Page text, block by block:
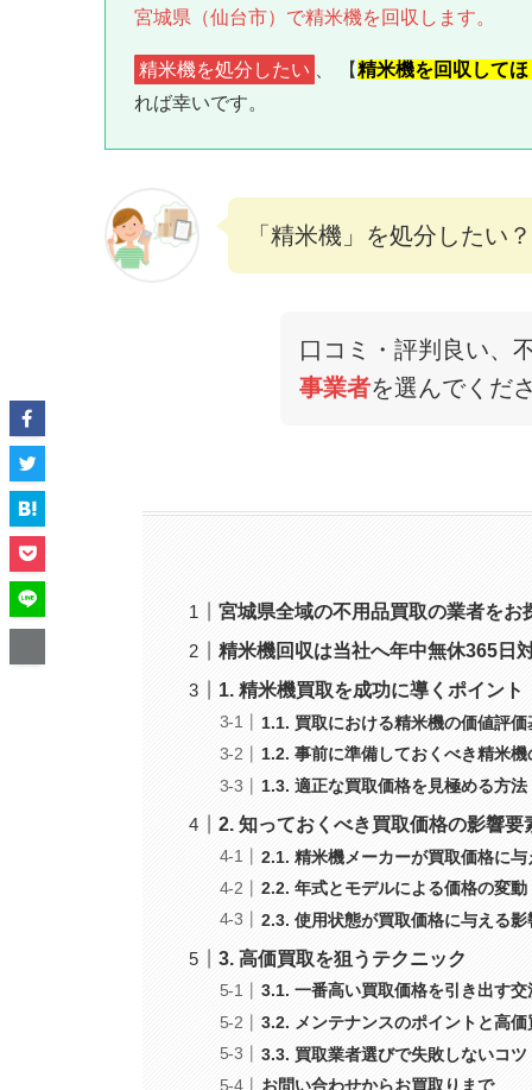
宮城県（仙台市）で精米機を回収します。
精米機を処分したい 、 【精米機を回収して
れば幸いです。
「精米機」を処分したい？
口コミ・評判良い、
事業者を選んでくだ
宮城県全域の不用品買取の業者をお
精米機回収は当社へ年中無休365日
1. 精米機買取を成功に導くポイント
1.1. 買取における精米機の価値評価
1.2. 事前に準備しておくべき精米機
1.3. 適正な買取価格を見極める方法
2. 知っておくべき買取価格の影響要
2.1. 精米機メーカーが買取価格に与
2.2. 年式とモデルによる価格の変動
2.3. 使用状態が買取価格に与える影
3. 高価買取を狙うテクニック
3.1. 一番高い買取価格を引き出す交
3.2. メンテナンスのポイントと高
3.3. 買取業者選びで失敗しないコツ
お問い合わせからお買取りまで